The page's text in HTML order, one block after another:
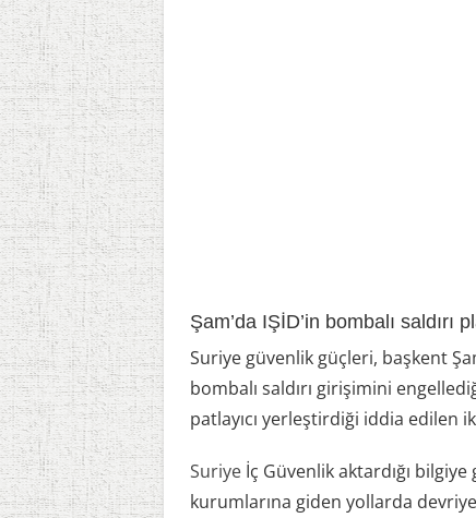
Şam’da IŞİD’in bombalı
Suriye güvenlik güçleri, başkent
bombalı saldırı girişimini
patlayıcı yerleştirdiği iddia edilen
Suriyeİç Güvenlik aktardığı
kurumlarına giden yollarda